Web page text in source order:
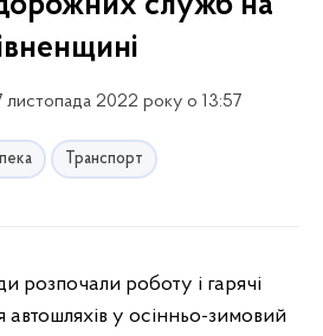
листопада 2022 року о 13:57
Транспорт
автошляхів у осінньо-зимовий